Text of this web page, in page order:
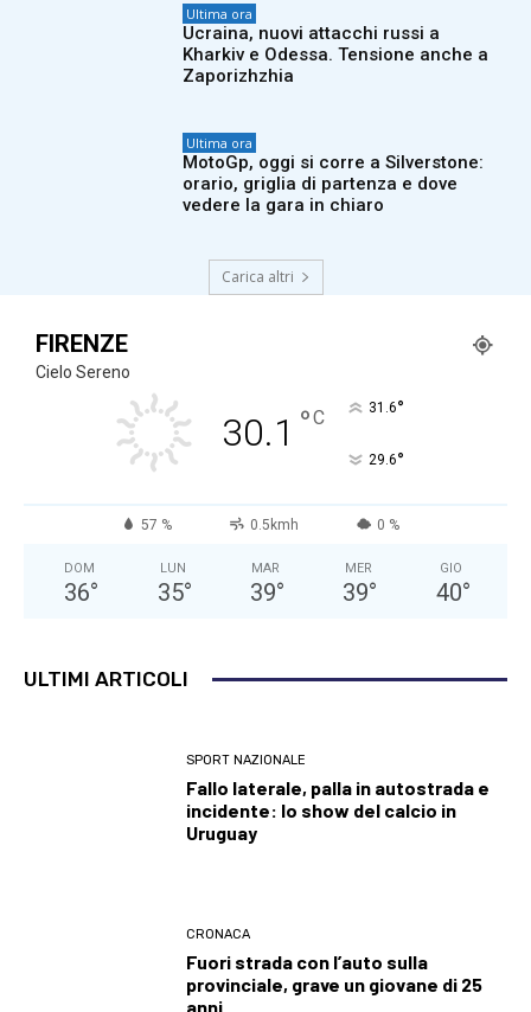
Ultima ora
Ucraina, nuovi attacchi russi a
Kharkiv e Odessa. Tensione anche a
Zaporizhzhia
Ultima ora
MotoGp, oggi si corre a Silverstone:
orario, griglia di partenza e dove
vedere la gara in chiaro
Carica altri
FIRENZE
Cielo Sereno
30.1 °C 31.6°
29.6°
57 % 0.5kmh 0 %
DOM
36°
LUN
35°
MAR
39°
MER
39°
GIO
40°
ULTIMI ARTICOLI
SPORT NAZIONALE
Fallo laterale, palla in autostrada e
incidente: lo show del calcio in
Uruguay
CRONACA
Fuori strada con l’auto sulla
provinciale, grave un giovane di 25
anni